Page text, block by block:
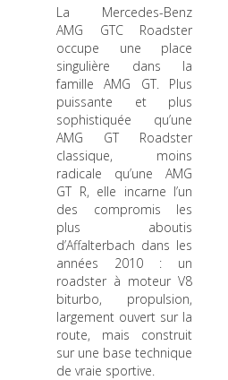
La Mercedes-Benz
AMG GTC Roadster
occupe une place
singulière dans la
famille AMG GT. Plus
puissante et plus
sophistiquée qu’une
AMG GT Roadster
classique, moins
radicale qu’une AMG
GT R, elle incarne l’un
des compromis les
plus aboutis
d’Affalterbach dans les
années 2010 : un
roadster à moteur V8
biturbo, propulsion,
largement ouvert sur la
route, mais construit
sur une base technique
de vraie sportive.